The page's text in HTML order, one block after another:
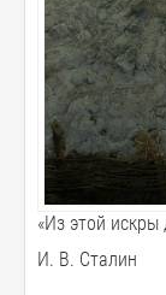
«Из этой
И. В. Сталин